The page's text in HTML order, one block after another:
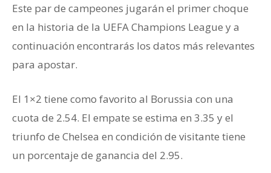
Este par de campeones jugarán el primer choque
en la historia de la UEFA Champions League y a
continuación encontrarás los datos más relevantes
para apostar.
El 1×2 tiene como favorito al Borussia con una
cuota de 2.54. El empate se estima en 3.35 y el
triunfo de Chelsea en condición de visitante tiene
un porcentaje de ganancia del 2.95.